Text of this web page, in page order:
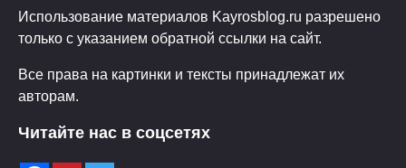
Использование материалов Kayrosblog.ru разрешено
только с указанием обратной ссылки на сайт.
Все права на картинки и тексты принадлежат их
авторам.
Читайте нас в соцсетях